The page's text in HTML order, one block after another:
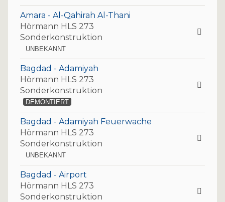
Amara - Al-Qahirah Al-Thani
Hörmann HLS 273
Sonderkonstruktion
UNBEKANNT
Bagdad - Adamiyah
Hörmann HLS 273
Sonderkonstruktion
DEMONTIERT
Bagdad - Adamiyah Feuerwache
Hörmann HLS 273
Sonderkonstruktion
UNBEKANNT
Bagdad - Airport
Hörmann HLS 273
Sonderkonstruktion